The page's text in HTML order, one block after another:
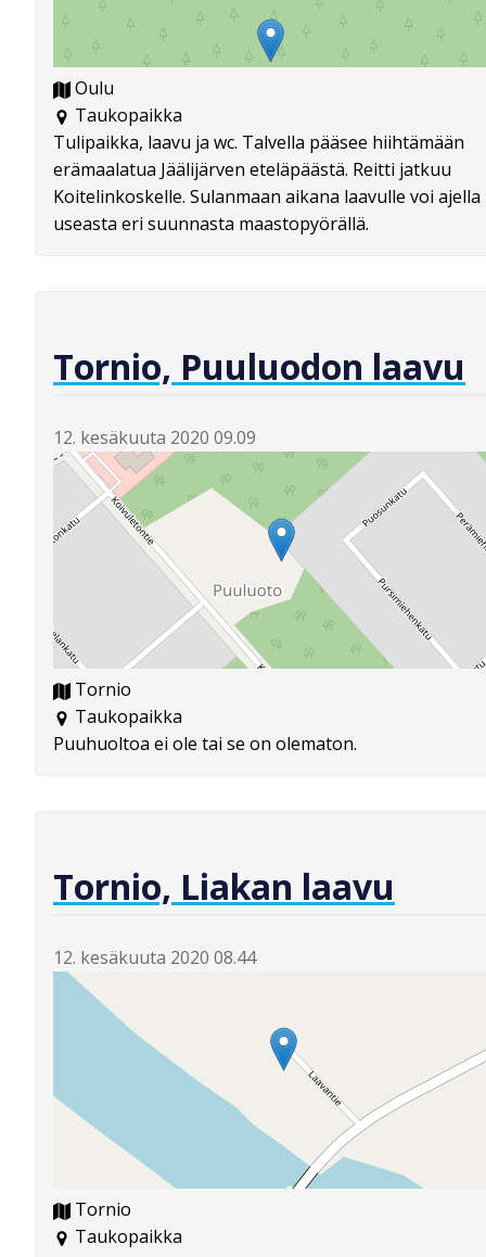
Oulu
Taukopaikka
Tulipaikka, laavu ja wc. Talvella pääsee hiihtämään
erämaalatua Jäälijärven eteläpäästä. Reitti jatkuu
Koitelinkoskelle. Sulanmaan aikana laavulle voi ajella
useasta eri suunnasta maastopyörällä.
Tornio, Puuluodon laavu
12. kesäkuuta 2020 09.09
Tornio
Taukopaikka
Puuhuoltoa ei ole tai se on olematon.
Tornio, Liakan laavu
12. kesäkuuta 2020 08.44
Tornio
Taukopaikka